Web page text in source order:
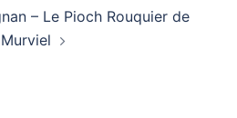
– Le Pioch Rouquier de
Murviel